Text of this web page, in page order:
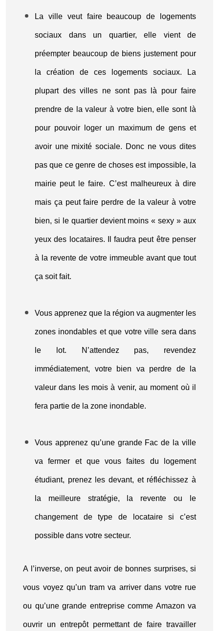
La ville veut faire beaucoup de logements
sociaux dans un quartier, elle vient de
préempter beaucoup de biens justement pour
la création de ces logements sociaux. La
plupart des villes ne sont pas là pour faire
prendre de la valeur à votre bien, elle sont là
pour pouvoir loger un maximum de gens et
avoir une mixité sociale. Donc ne vous dites
pas que ce genre de choses est impossible, la
mairie peut le faire. C’est malheureux à dire
mais ça peut faire perdre de la valeur à votre
bien, si le quartier devient moins « sexy » aux
yeux des locataires. Il faudra peut être penser
à la revente de votre immeuble avant que tout
ça soit fait.
Vous apprenez que la région va augmenter les
zones inondables et que votre ville sera dans
le lot. N’attendez pas, revendez
immédiatement, votre bien va perdre de la
valeur dans les mois à venir, au moment où il
fera partie de la zone inondable.
Vous apprenez qu’une grande Fac de la ville
va fermer et que vous faites du logement
étudiant, prenez les devant, et réfléchissez à
la meilleure stratégie, la revente ou le
changement de type de locataire si c’est
possible dans votre secteur.
A l’inverse, on peut avoir de bonnes surprises, si
vous voyez qu’un tram va arriver dans votre rue
ou qu’une grande entreprise comme Amazon va
ouvrir un entrepôt permettant de faire travailler